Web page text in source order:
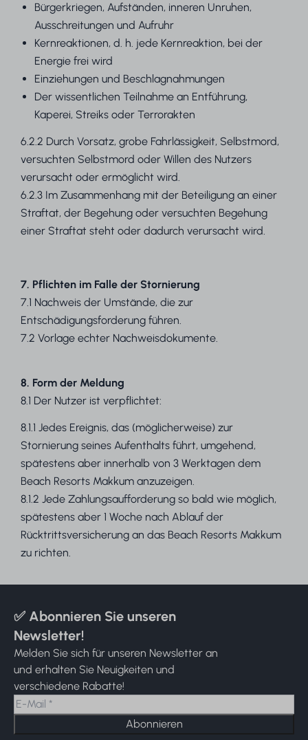
Bürgerkriegen, Aufständen, inneren Unruhen,
Ausschreitungen und Aufruhr
Kernreaktionen, d. h. jede Kernreaktion, bei der
Energie frei wird
Einziehungen und Beschlagnahmungen
Der wissentlichen Teilnahme an Entführung,
Kaperei, Streiks oder Terrorakten
6.2.2 Durch Vorsatz, grobe Fahrlässigkeit, Selbstmord,
versuchten Selbstmord oder Willen des Nutzers
verursacht oder ermöglicht wird.
6.2.3 Im Zusammenhang mit der Beteiligung an einer
Straftat, der Begehung oder versuchten Begehung
einer Straftat steht oder dadurch verursacht wird.
7. Pflichten im Falle der Stornierung
7.1 Nachweis der Umstände, die zur
Entschädigungsforderung führen.
7.2 Vorlage echter Nachweisdokumente.
8. Form der Meldung
8.1 Der Nutzer ist verpflichtet:
8.1.1 Jedes Ereignis, das (möglicherweise) zur
Stornierung seines Aufenthalts führt, umgehend,
spätestens aber innerhalb von 3 Werktagen dem
Beach Resorts Makkum anzuzeigen.
8.1.2 Jede Zahlungsaufforderung so bald wie möglich,
spätestens aber 1 Woche nach Ablauf der
Rücktrittsversicherung an das Beach Resorts Makkum
zu richten.
✅ Abonnieren Sie unseren
Newsletter!
Melden Sie sich für unseren Newsletter an
und erhalten Sie Neuigkeiten und
verschiedene Rabatte!
Abonnieren